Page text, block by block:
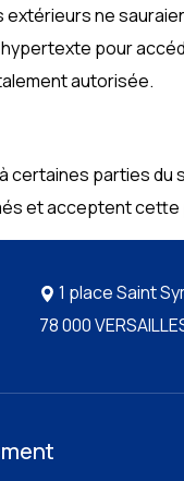
ne
pour
autorisée.
certaines parties
et acceptent cette
1 place Saint
78 000